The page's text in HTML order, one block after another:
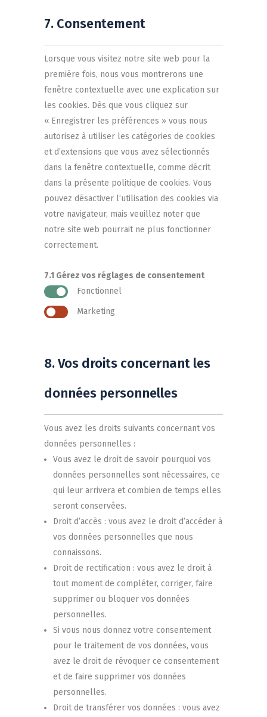
7. Consentement
Lorsque vous visitez notre site web pour la
première fois, nous vous montrerons une
fenêtre contextuelle avec une explication sur
les cookies. Dès que vous cliquez sur
« Enregistrer les préférences » vous nous
autorisez à utiliser les catégories de cookies
et d’extensions que vous avez sélectionnés
dans la fenêtre contextuelle, comme décrit
dans la présente politique de cookies. Vous
pouvez désactiver l’utilisation des cookies via
votre navigateur, mais veuillez noter que
notre site web pourrait ne plus fonctionner
correctement.
7.1 Gérez vos réglages de consentement
Fonctionnel
Marketing
8. Vos droits concernant les
données personnelles
Vous avez les droits suivants concernant vos
données personnelles :
Vous avez le droit de savoir pourquoi vos
données personnelles sont nécessaires, ce
qui leur arrivera et combien de temps elles
seront conservées.
Droit d’accès : vous avez le droit d’accéder à
vos données personnelles que nous
connaissons.
Droit de rectification : vous avez le droit à
tout moment de compléter, corriger, faire
supprimer ou bloquer vos données
personnelles.
Si vous nous donnez votre consentement
pour le traitement de vos données, vous
avez le droit de révoquer ce consentement
et de faire supprimer vos données
personnelles.
Droit de transférer vos données : vous avez